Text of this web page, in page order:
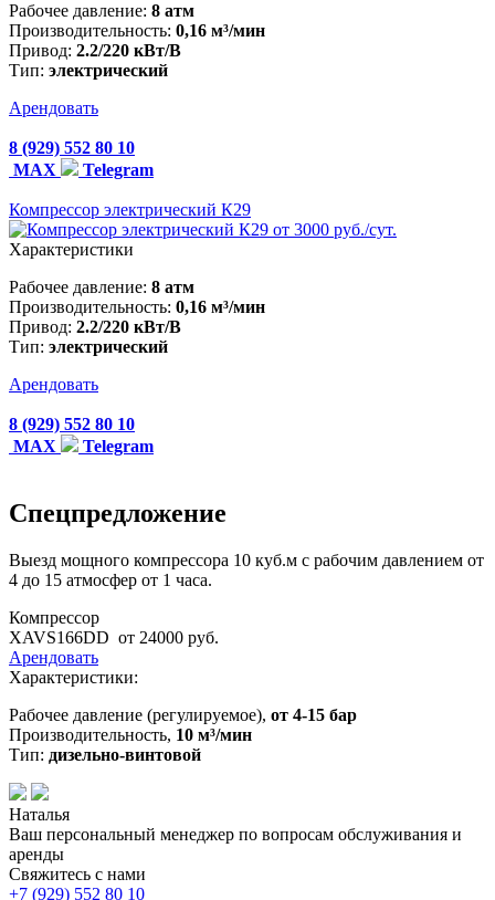
Рабочее давление: 8 атм
Производительность: 0,16 м³/мин
Привод: 2.2/220 кВт/В
Тип: электрический
Арендовать
8 (929) 552 80 10
MAX
Telegram
Компрессор электрический К29
от 3000 руб./сут.
Характеристики
Рабочее давление: 8 атм
Производительность: 0,16 м³/мин
Привод: 2.2/220 кВт/В
Тип: электрический
Арендовать
8 (929) 552 80 10
MAX
Telegram
Спецпредложение
Выезд мощного компрессора 10 куб.м с рабочим давлением от
4 до 15 атмосфер от 1 часа.
Компрессор
XAVS166DD от 24000 руб.
Арендовать
Характеристики:
Рабочее давление (регулируемое), от 4-15 бар
Производительность, 10 м³/мин
Тип: дизельно-винтовой
Наталья
Ваш персональный менеджер по вопросам обслуживания и
аренды
Свяжитесь с нами
+7 (929) 552 80 10